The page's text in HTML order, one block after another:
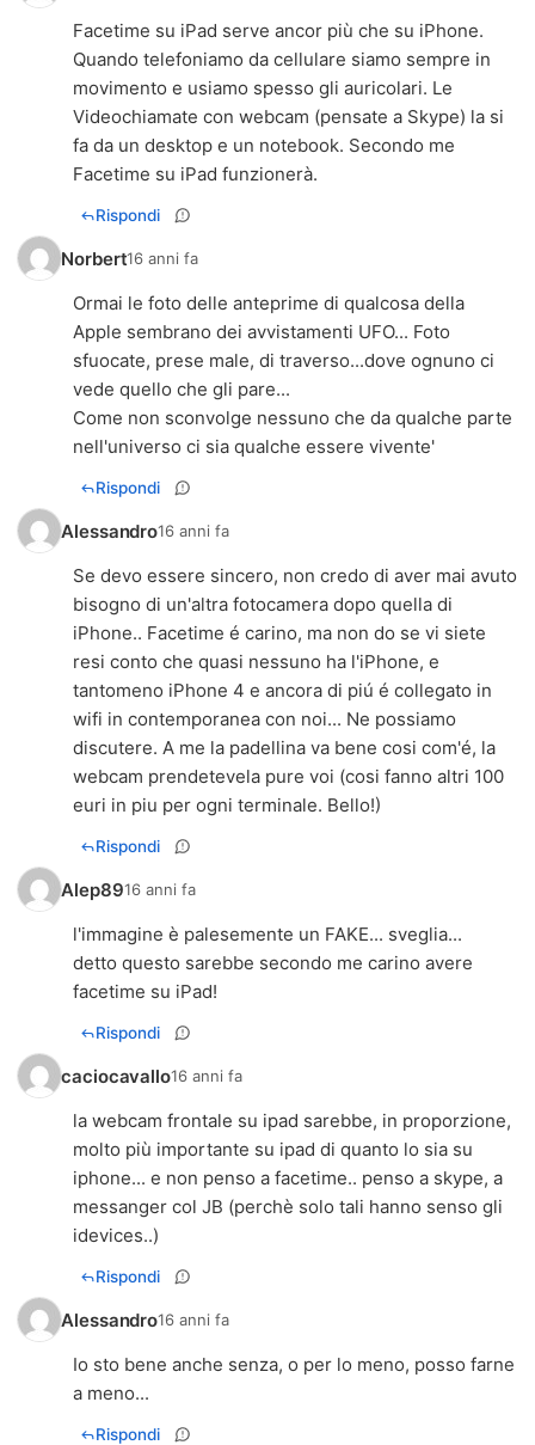
Facetime su iPad serve ancor più che su iPhone.
Quando telefoniamo da cellulare siamo sempre in
movimento e usiamo spesso gli auricolari. Le
Videochiamate con webcam (pensate a Skype) la si
fa da un desktop e un notebook. Secondo me
Facetime su iPad funzionerà.
Rispondi
Norbert16 anni fa
Ormai le foto delle anteprime di qualcosa della
Apple sembrano dei avvistamenti UFO... Foto
sfuocate, prese male, di traverso...dove ognuno ci
vede quello che gli pare...
Come non sconvolge nessuno che da qualche parte
nell'universo ci sia qualche essere vivente'
Rispondi
Alessandro16 anni fa
Se devo essere sincero, non credo di aver mai avuto
bisogno di un'altra fotocamera dopo quella di
iPhone.. Facetime é carino, ma non do se vi siete
resi conto che quasi nessuno ha l'iPhone, e
tantomeno iPhone 4 e ancora di piú é collegato in
wifi in contemporanea con noi... Ne possiamo
discutere. A me la padellina va bene cosi com'é, la
webcam prendetevela pure voi (cosi fanno altri 100
euri in piu per ogni terminale. Bello!)
Rispondi
Alep8916 anni fa
l'immagine è palesemente un FAKE... sveglia...
detto questo sarebbe secondo me carino avere
facetime su iPad!
Rispondi
caciocavallo16 anni fa
la webcam frontale su ipad sarebbe, in proporzione,
molto più importante su ipad di quanto lo sia su
iphone... e non penso a facetime.. penso a skype, a
messanger col JB (perchè solo tali hanno senso gli
idevices..)
Rispondi
Alessandro16 anni fa
Io sto bene anche senza, o per lo meno, posso farne
a meno...
Rispondi